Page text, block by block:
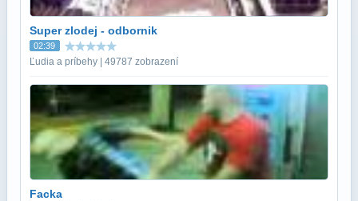
Super zlodej - odbornik
02:39
Ľudia a príbehy | 49787 zobrazení
Facka